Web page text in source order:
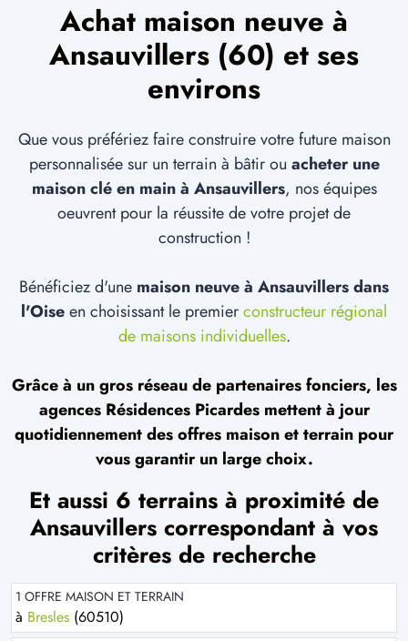
Achat maison neuve à
Ansauvillers (60) et ses
environs
Que vous préfériez faire construire votre future maison
personnalisée sur un terrain à bâtir ou acheter une
maison clé en main à Ansauvillers, nos équipes
oeuvrent pour la réussite de votre projet de
construction !
Bénéficiez d'une maison neuve à Ansauvillers dans
l'Oiseen choisissant le premierconstructeur régional
de maisons individuelles.
Grâce à un gros réseau de partenaires fonciers, les
agences Résidences Picardes mettent à jour
quotidiennement des offres maison et terrain pour
vous garantir un large choix.
Et aussi 6 terrains à proximité de
Ansauvillers correspondant à vos
critères de recherche
1 OFFRE MAISON ET TERRAIN
à Bresles (60510)